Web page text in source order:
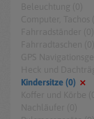
Kindersitze (0)